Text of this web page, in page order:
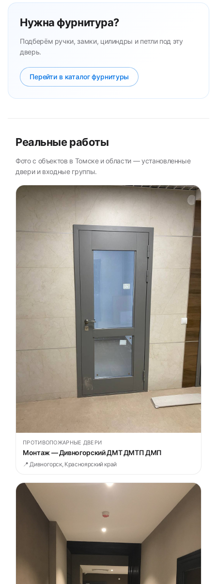
Нужна фурнитура?
Подберём ручки, замки, цилиндры и петли под эту
дверь.
Перейти в каталог фурнитуры
Реальные работы
Фото с объектов в Томске и области — установленные
двери и входные группы.
ПРОТИВОПОЖАРНЫЕ ДВЕРИ
Монтаж — Дивногорский ДМТ ДМТП ДМП
📍 Дивногорск, Красноярский край